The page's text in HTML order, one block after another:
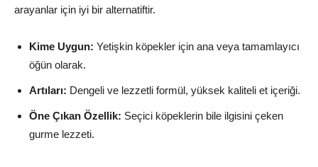
arayanlar için iyi bir alternatiftir.
Kime Uygun: Yetişkin köpekler için ana veya tamamlayıcı
öğün olarak.
Artıları: Dengeli ve lezzetli formül, yüksek kaliteli et içeriği.
Öne Çıkan Özellik: Seçici köpeklerin bile ilgisini çeken
gurme lezzeti.